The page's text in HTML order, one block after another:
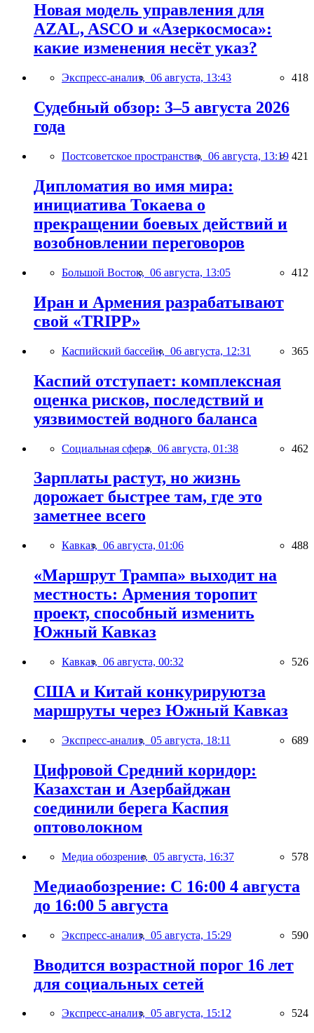
Новая модель управления для
AZAL, ASCO и «Азеркосмоса»:
какие изменения несёт указ?
Экспресс-анализ, 06 августа, 13:43 418
Судебный обзор: 3–5 августа 2026
года
Постсоветское пространство, 06 августа, 13:19 421
Дипломатия во имя мира:
инициатива Токаева о
прекращении боевых действий и
возобновлении переговоров
Большой Восток, 06 августа, 13:05 412
Иран и Армения разрабатывают
свой «TRIPP»
Каспийский бассейн, 06 августа, 12:31 365
Каспий отступает: комплексная
оценка рисков, последствий и
уязвимостей водного баланса
Социальная сфера, 06 августа, 01:38 462
Зарплаты растут, но жизнь
дорожает быстрее там, где это
заметнее всего
Кавказ, 06 августа, 01:06 488
«Маршрут Трампа» выходит на
местность: Армения торопит
проект, способный изменить
Южный Кавказ
Кавказ, 06 августа, 00:32 526
США и Китай конкурируютза
маршруты через Южный Кавказ
Экспресс-анализ, 05 августа, 18:11 689
Цифровой Средний коридор:
Казахстан и Азербайджан
соединили берега Каспия
оптоволокном
Медиа обозрение, 05 августа, 16:37 578
Медиаобозрение: С 16:00 4 августа
до 16:00 5 августа
Экспресс-анализ, 05 августа, 15:29 590
Вводится возрастной порог 16 лет
для социальных сетей
Экспресс-анализ, 05 августа, 15:12 524